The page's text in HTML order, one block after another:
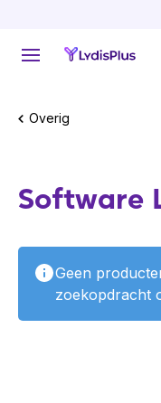
Overig
Software
Geen
zoekopdracht